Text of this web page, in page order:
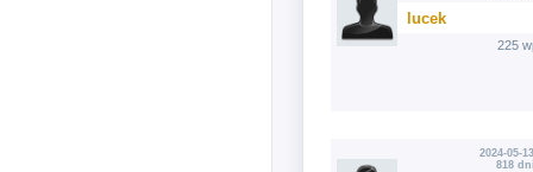
lucek
225
2024-05-
818